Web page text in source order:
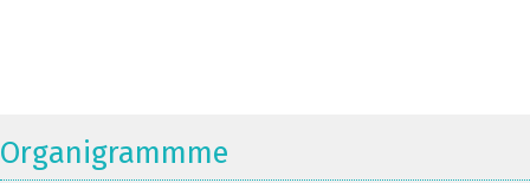
Organigrammme